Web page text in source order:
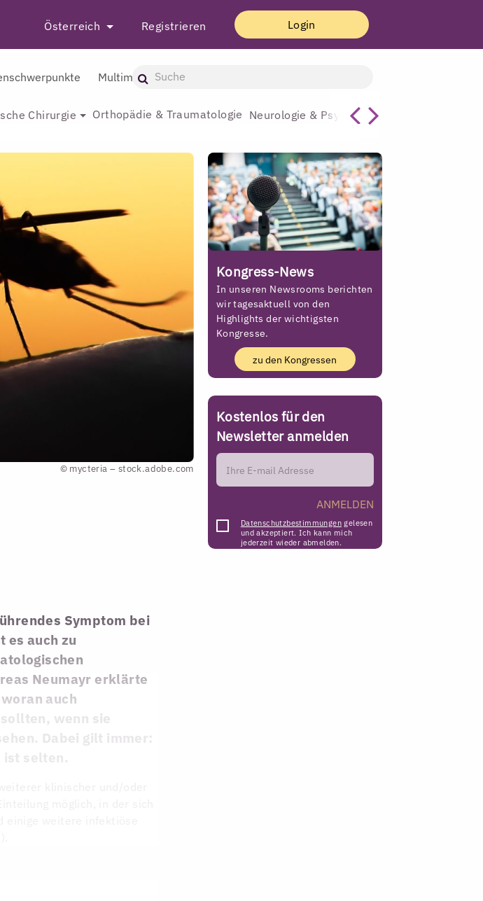
Österreich Registrieren Login
Multimedia
Chirurgie Orthopädie & Traumatologie Neurologie & Psychiatrie
© mycteria – stock.adobe.com
Symptom bei
es auch zu
Neumayr erklärte
auch
wenn sie
Dabei gilt immer:
Kongress-News
In unseren Newsrooms berichten
wir tagesaktuell von den
Highlights der wichtigsten
Kongresse.
zu den Kongressen
Kostenlos für den
Newsletter anmelden
ANMELDEN
Datenschutzbestimmungen gelesen
und akzeptiert. Ich kann mich
jederzeit wieder abmelden.